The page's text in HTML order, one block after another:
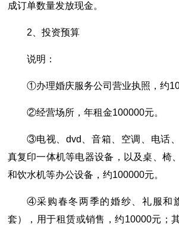
成订单数量发放现金。
2、投资预算
说明：
①办理婚庆服务公司营业执照，约
②经营场所，年租金100000元。
③电视、dvd、音箱、空调、电话
真复印一体机等电器设备，以及桌、椅
和饮水机等办公设备，约100000元。
④采购春冬两季的婚纱、礼服和
套），用于租赁或销售，约10000元；